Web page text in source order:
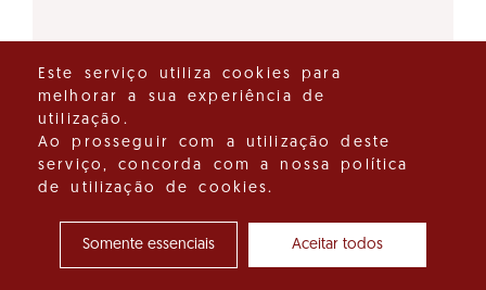
Pessoas com Deficiência (IDiPD)
lançou a iniciativa “Dia Aberto”,
um espaço de diálogo direto
que tem como objetivo
reforçar a proximidade entre…
Ver detalhes do destaque
Este serviço utiliza cookies para
melhorar a sua experiência de
utilização.
Ao prosseguir com a utilização deste
serviço, concorda com a nossa política
de utilização de cookies.
Somente essenciais Aceitar todos